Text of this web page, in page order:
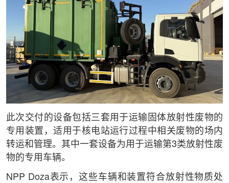
此次交付的设备包括三套用于运输固体放射性废物的
专用装置，适用于核电站运行过程中相关废物的场内
转运和管理。其中一套设备为用于运输第3类放射性废
物的专用车辆。
NPP Doza表示，这些车辆和装置符合放射性物质处